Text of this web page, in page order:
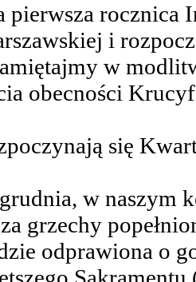
pierwsza rocznica
i
w
obecności
się
w naszym
grzechy
odprawiona o